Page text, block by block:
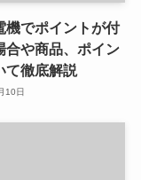
機でポイントが付
合や商品、ポイン
て徹底解説
10日